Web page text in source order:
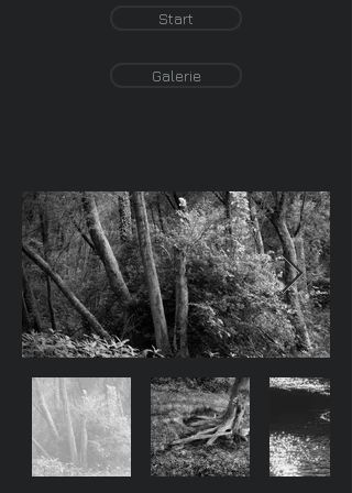
Start
Galerie